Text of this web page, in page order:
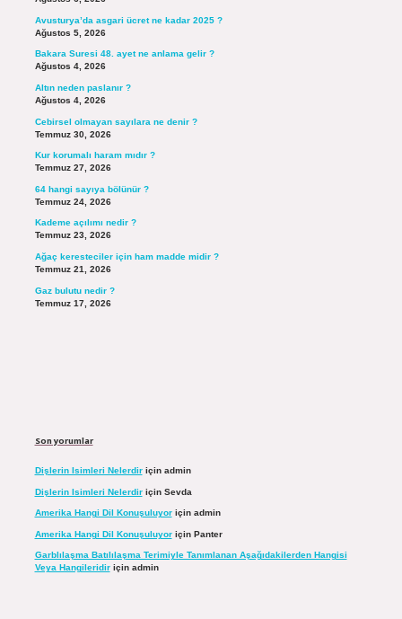
Avusturya’da asgari ücret ne kadar 2025 ?
Ağustos 5, 2026
Bakara Suresi 48. ayet ne anlama gelir ?
Ağustos 4, 2026
Altın neden paslanır ?
Ağustos 4, 2026
Cebirsel olmayan sayılara ne denir ?
Temmuz 30, 2026
Kur korumalı haram mıdır ?
Temmuz 27, 2026
64 hangi sayıya bölünür ?
Temmuz 24, 2026
Kademe açılımı nedir ?
Temmuz 23, 2026
Ağaç keresteciler için ham madde midir ?
Temmuz 21, 2026
Gaz bulutu nedir ?
Temmuz 17, 2026
Son yorumlar
Dişlerin Isimleri Nelerdiriçin admin
Dişlerin Isimleri Nelerdiriçin Sevda
Amerika Hangi Dil Konuşuluyoriçin admin
Amerika Hangi Dil Konuşuluyoriçin Panter
Garblılaşma Batılılaşma Terimiyle Tanımlanan Aşağıdakilerden Hangisi
Veya Hangileridiriçin admin